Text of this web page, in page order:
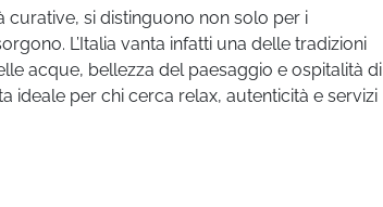
si distinguono non solo per i
L’Italia vanta infatti una delle tradizioni
acque, bellezza del paesaggio e ospitalità di
ideale per chi cerca relax, autenticità e servizi